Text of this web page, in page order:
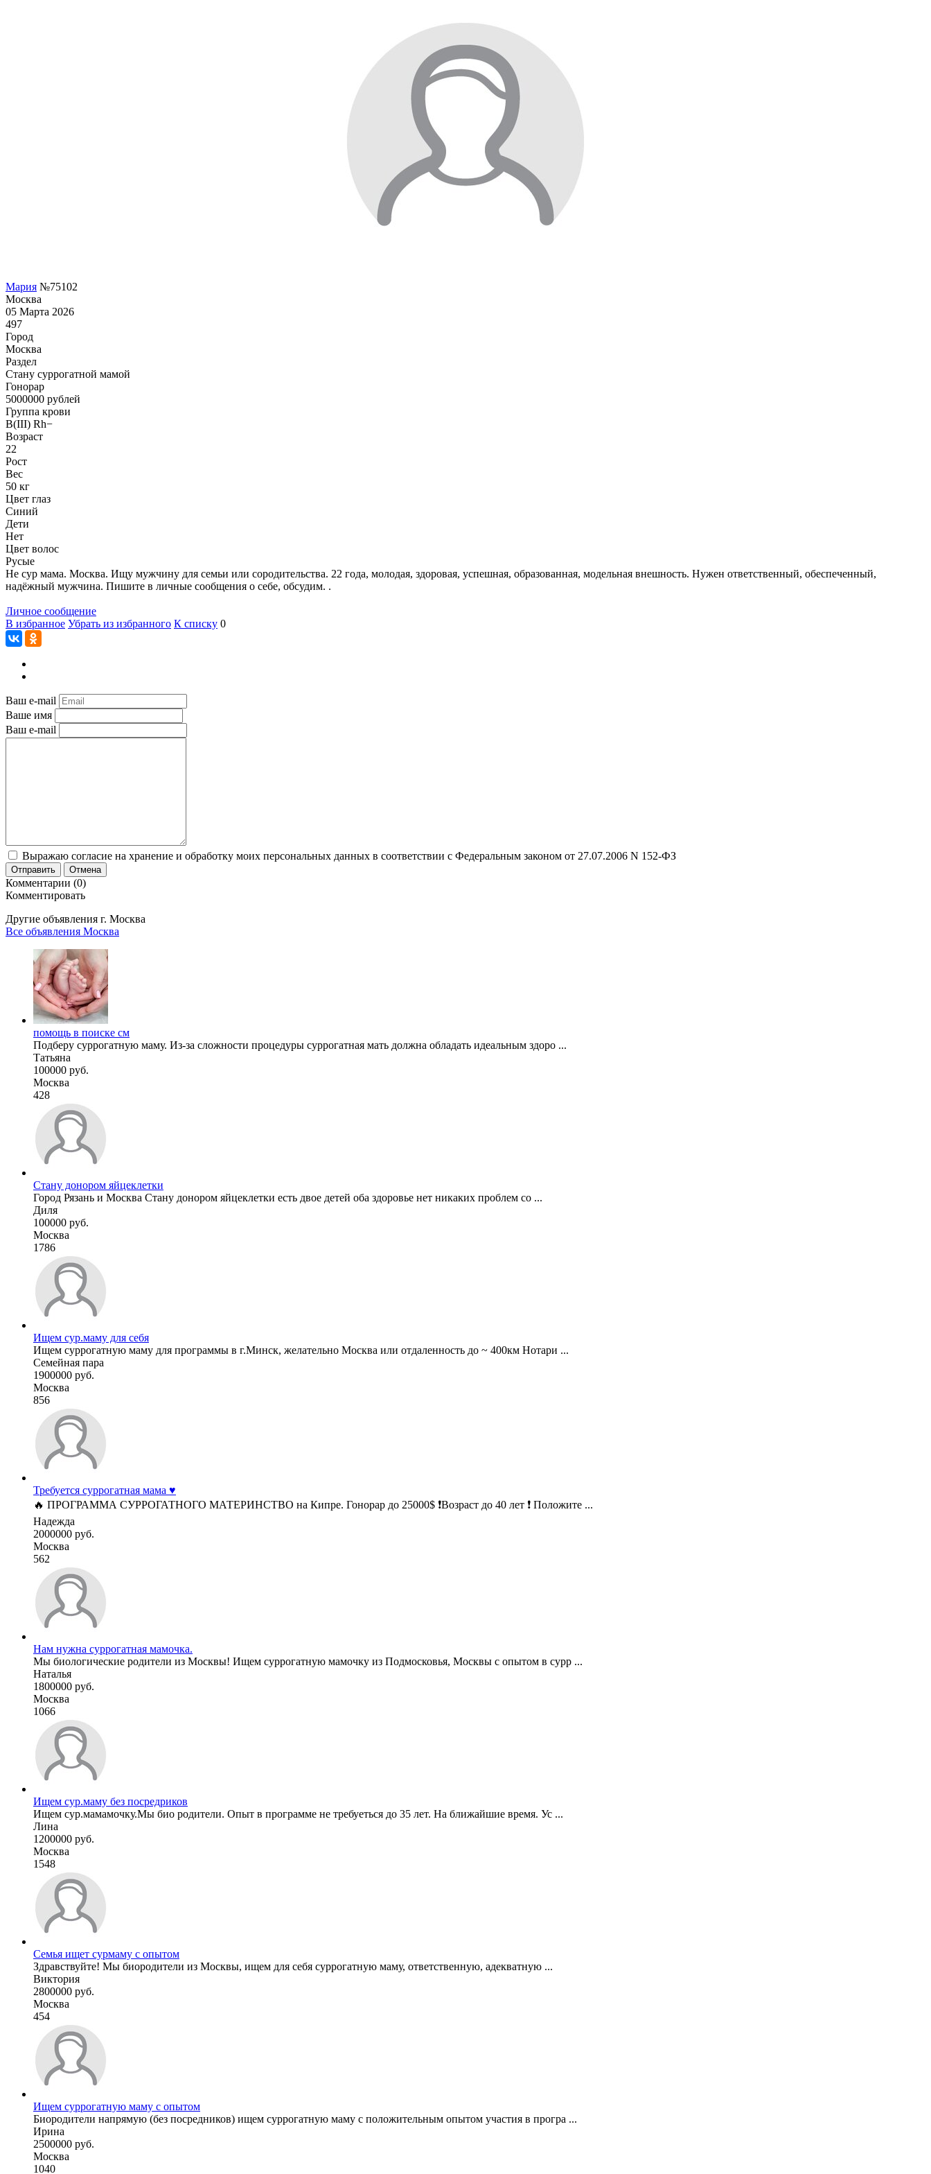
Мария №75102
Москва
05 Марта 2026
497
Город
Москва
Раздел
Cтану суррогатной мамой
Гонoрар
5000000 рублей
Группа крови
B(III) Rh−
Возраст
22
Рост
Вес
50 кг
Цвет глаз
Синий
Дети
Нет
Цвет волос
Русые
Не сур мама. Москва. Ищу мужчину для семьи или сородительства. 22 года, молодая, здоровая, успешная, образованная, модельная внешность. Нужен ответственный, обеспеченный,
надёжный мужчина. Пишите в личные сообщения о себе, обсудим. .
Личное сообщение
В избранное Убрать из избранного К списку 0
Ваш e-mail
Ваше имя
Ваш e-mail
Выражаю согласие на хранение и обработку моих персональных данных в соответствии с Федеральным законом от 27.07.2006 N 152-ФЗ
Отправить Отмена
Комментарии (0)
Комментировать
Другие объявления г. Москва
Все объявления Москва
помощь в поиске см
Подберу суррогатную маму. Из-за сложности процедуры суррогатная мать должна обладать идеальным здоро ...
Татьяна
100000 руб.
Москва
428
Стану донором яйцеклетки
Город Рязань и Москва Стану донором яйцеклетки есть двое детей оба здоровье нет никаких проблем со ...
Диля
100000 руб.
Москва
1786
Ищем сур.маму для себя
Ищем суррогатную маму для программы в г.Минск, желательно Москва или отдаленность до ~ 400км Нотари ...
Семейная пара
1900000 руб.
Москва
856
Требуется суррогатная мама ♥️
🔥 ПРОГРАММА СУРРОГАТНОГО МАТЕРИНСТВО на Кипре. Гонорар до 25000$ ❗Возраст до 40 лет ❗ Положите ...
Надежда
2000000 руб.
Москва
562
Нам нужна суррогатная мамочка.
Мы биологические родители из Москвы! Ищем суррогатную мамочку из Подмосковья, Москвы с опытом в сурр ...
Наталья
1800000 руб.
Москва
1066
Ищем сур.маму без посредриков
Ищем сур.мамамочку.Мы био родители. Опыт в программе не требуеться до 35 лет. На ближайшие время. Ус ...
Лина
1200000 руб.
Москва
1548
Семья ищет сурмаму с опытом
Здравствуйте! Мы биородители из Москвы, ищем для себя суррогатную маму, ответственную, адекватную ...
Виктория
2800000 руб.
Москва
454
Ищем суррогатную маму с опытом
Биородители напрямую (без посредников) ищем суррогатную маму с положительным опытом участия в програ ...
Ирина
2500000 руб.
Москва
1040